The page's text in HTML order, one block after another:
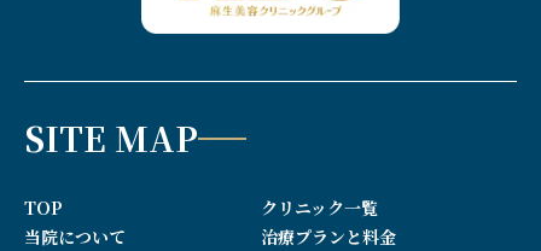
SITE MAP
TOP
クリニック一覧
当院について
治療プランと料金